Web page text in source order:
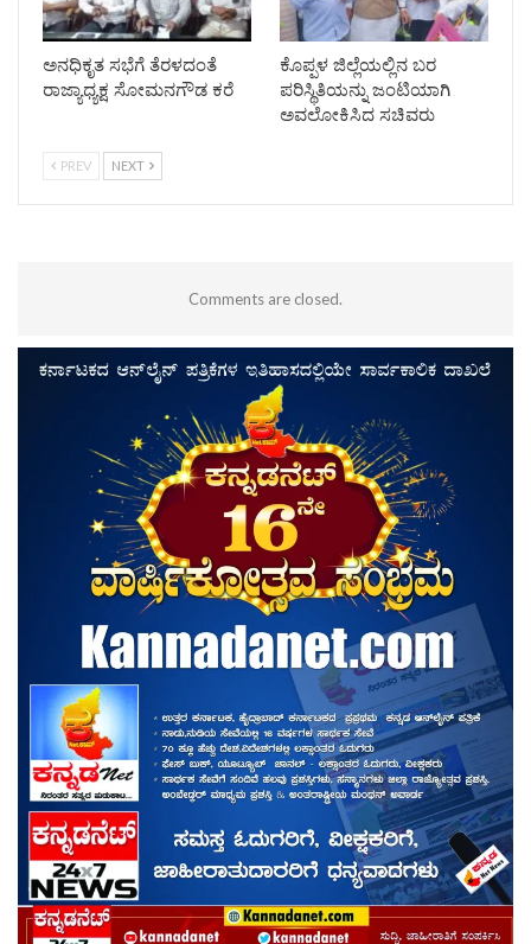
ಅನಧಿಕೃತ ಸಭೆಗೆ ತೆರಳದಂತೆ
ರಾಜ್ಯಾಧ್ಯಕ್ಷ ಸೋಮನಗೌಡ ಕರೆ
ಕೊಪ್ಪಳ ಜಿಲ್ಲೆಯಲ್ಲಿನ ಬರ
ಪರಿಸ್ಥಿತಿಯನ್ನು ಜಂಟಿಯಾಗಿ
ಅವಲೋಕಿಸಿದ ಸಚಿವರು
PREV NEXT
Comments are closed.